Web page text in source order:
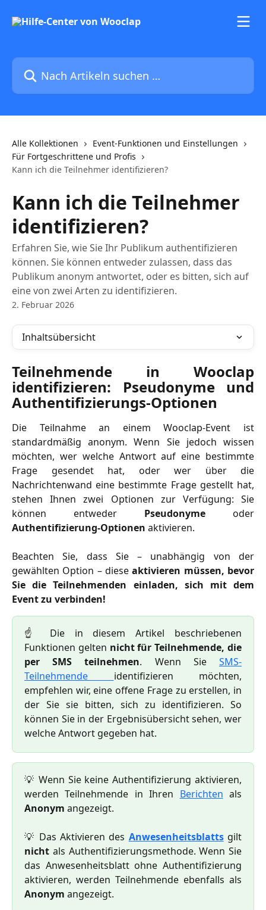
Nach Artikeln suchen …
Alle Kollektionen
Event-Funktionen und Einstellungen
Für Fortgeschrittene und Profis
Kann ich die Teilnehmer identifizieren?
Kann ich die Teilnehmer
identifizieren?
Erfahren Sie, wie Sie Ihr Publikum authentifizieren
können. Sie können entweder zulassen, dass das
Publikum anonym antwortet, oder es bitten, sich auf
eine von zwei Arten zu identifizieren.
2. Februar 2026
Inhaltsübersicht
Teilnehmende in Wooclap
identifizieren: Pseudonyme und
Authentifizierungs-Optionen
Die Teilnahme an einem Wooclap-Event ist
standardmäßig anonym. Wenn Sie jedoch wissen
möchten, wer welche Antwort auf eine bestimmte
Frage gesendet hat, oder wer über die
Nachrichtenwand eine bestimmte Frage gestellt hat,
stehen Ihnen zwei Optionen zur Verfügung: Sie
können entweder Pseudonyme oder
Authentifizierung-Optionen aktivieren.
Beachten Sie, dass Sie – unabhängig von der
gewählten Option – dieseaktivieren müssen, bevor
Sie die Teilnehmenden einladen, sich mit dem
Event zu verbinden!
☝️ Die in diesem Artikel beschriebenen
Funktionen gelten nicht für Teilnehmende, die
per SMS teilnehmen. Wenn SieSMS-
Teilnehmende identifizieren möchten,
empfehlen wir, eine offene Frage zu erstellen, in
der Sie sie bitten, sich zu identifizieren. So
können Sie in der Ergebnisübersicht sehen, wer
welche Antwort gegeben hat.
💡 Wenn Sie keine Authentifizierung aktivieren,
werden Teilnehmende in Ihren Berichten als
Anonym angezeigt.
💡 Das Aktivieren des Anwesenheitsblattsgilt
nicht als Authentifizierungsmethode. Wenn Sie
das Anwesenheitsblatt ohne Authentifizierung
aktivieren, werden Teilnehmende ebenfalls als
Anonym angezeigt.